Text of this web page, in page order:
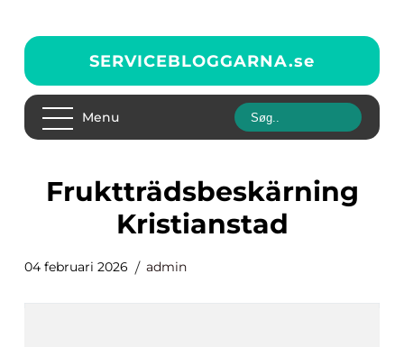
SERVICEBLOGGARNA.se
Menu
fruktträdsbeskärning
Kristianstad
04 februari 2026 admin